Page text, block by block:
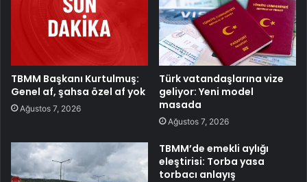
TBMM Başkanı Kurtulmuş:
Genel af, şahsa özel af yok
Ağustos 7, 2026
Türk vatandaşlarına vize
geliyor: Yeni model
masada
Ağustos 7, 2026
TBMM’de emekli aylığı
eleştirisi: Torba yasa
torbacı anlayış